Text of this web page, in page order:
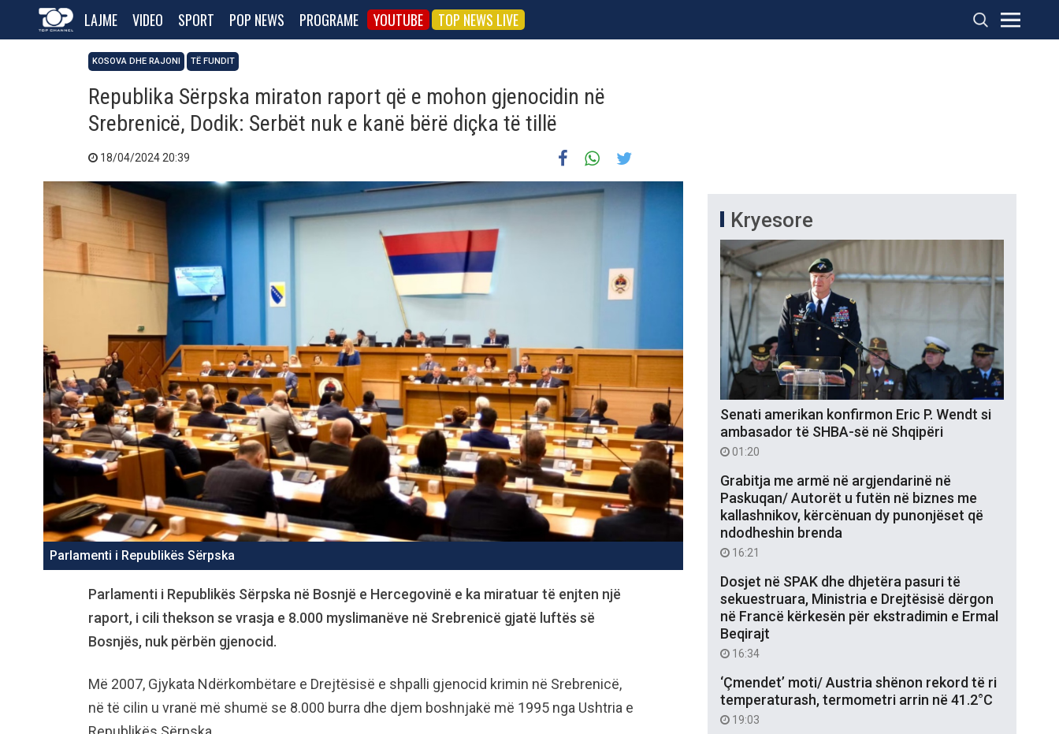
LAJME VIDEO SPORT POP NEWS PROGRAME YOUTUBE TOP NEWS LIVE
KOSOVA DHE RAJONI TË FUNDIT
Republika Sërpska miraton raport që e mohon gjenocidin në
Srebrenicë, Dodik: Serbët nuk e kanë bërë diçka të tillë
18/04/2024 20:39
Parlamenti i Republikës Sërpska
Parlamenti i Republikës Sërpska në Bosnjë e Hercegovinë e ka miratuar të enjten një
raport, i cili thekson se vrasja e 8.000 myslimanëve në Srebrenicë gjatë luftës së
Bosnjës, nuk përbën gjenocid.
Më 2007, Gjykata Ndërkombëtare e Drejtësisë e shpalli gjenocid krimin në Srebrenicë,
në të cilin u vranë më shumë se 8.000 burra dhe djem boshnjakë më 1995 nga Ushtria e
Kryesore
Senati amerikan konfirmon Eric P. Wendt si
ambasador të SHBA-së në Shqipëri
01:20
Grabitja me armë në argjendarinë në
Paskuqan/ Autorët u futën në biznes me
kallashnikov, kërcënuan dy punonjëset që
ndodheshin brenda
16:21
Dosjet në SPAK dhe dhjetëra pasuri të
sekuestruara, Ministria e Drejtësisë dërgon
në Francë kërkesën për ekstradimin e Ermal
Beqirajt
16:34
‘Çmendet’ moti/ Austria shënon rekord të ri
temperaturash, termometri arrin në 41.2°C
19:03